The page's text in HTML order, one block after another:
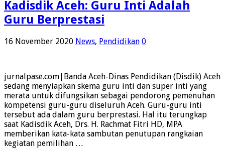
Kadisdik Aceh: Guru Inti Adalah
Guru Berprestasi
16 November 2020 News, Pendidikan 0
jurnalpase.com|Banda Aceh-Dinas Pendidikan (Disdik) Aceh
sedang menyiapkan skema guru inti dan super inti yang
merata untuk difungsikan sebagai pendorong pemenuhan
kompetensi guru-guru diseluruh Aceh. Guru-guru inti
tersebut ada dalam guru berprestasi. Hal itu terungkap
saat Kadisdik Aceh, Drs. H. Rachmat Fitri HD, MPA
memberikan kata-kata sambutan penutupan rangkaian
kegiatan pemilihan …